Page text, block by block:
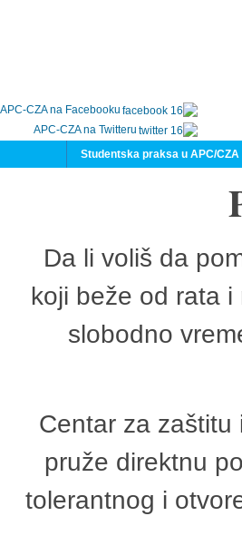
APC-CZA na Facebooku
APC-CZA na Twitteru
Studentska praksa u APC/CZA
Da li voliš da
koji beže od rata
slobodno
Centar za zaštitu
pruže direktnu
tolerantnog i